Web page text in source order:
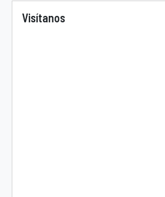
Visítanos